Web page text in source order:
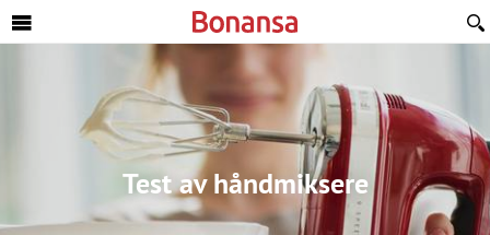
Test av håndmiksere